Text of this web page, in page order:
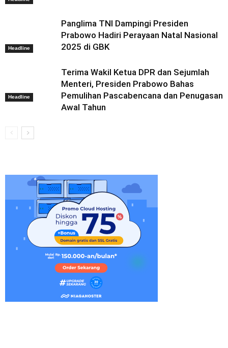
Headline
Panglima TNI Dampingi Presiden
Prabowo Hadiri Perayaan Natal Nasional
2025 di GBK
Headline
Terima Wakil Ketua DPR dan Sejumlah
Menteri, Presiden Prabowo Bahas
Pemulihan Pascabencana dan Penugasan
Awal Tahun